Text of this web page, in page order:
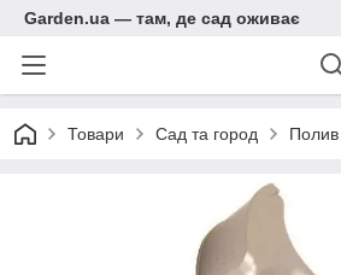
Garden.ua — там, де сад оживає
Товари Сад та город